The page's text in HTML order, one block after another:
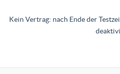
Kein Vertrag: nach Ende der